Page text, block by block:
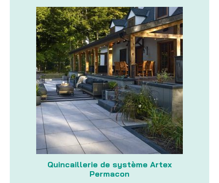
Quincaillerie de système Artex
Permacon